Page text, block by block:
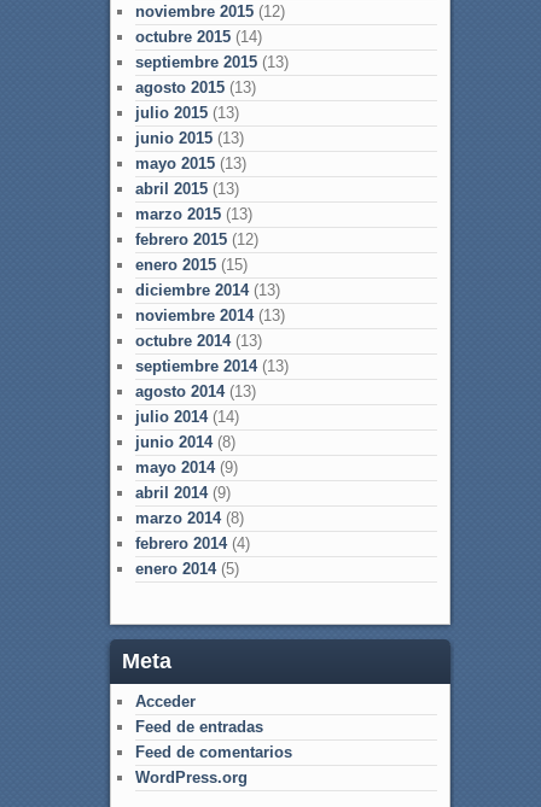
noviembre 2015(12)
octubre 2015(14)
septiembre 2015(13)
agosto 2015(13)
julio 2015(13)
junio 2015(13)
mayo 2015(13)
abril 2015(13)
marzo 2015(13)
febrero 2015(12)
enero 2015(15)
diciembre 2014(13)
noviembre 2014(13)
octubre 2014(13)
septiembre 2014(13)
agosto 2014(13)
julio 2014(14)
junio 2014(8)
mayo 2014(9)
abril 2014(9)
marzo 2014(8)
febrero 2014(4)
enero 2014(5)
Meta
Acceder
Feed de entradas
Feed de comentarios
WordPress.org